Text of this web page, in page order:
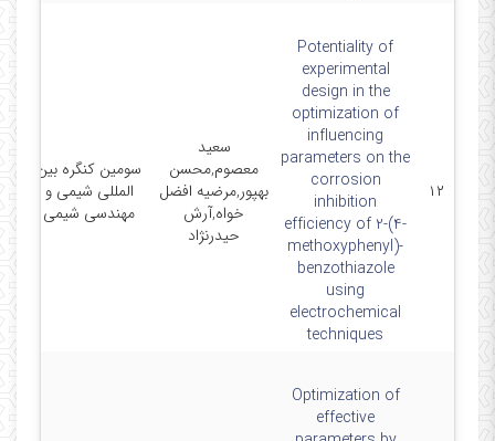
۱۲
Potentiality of
experimental
design in the
optimization of
influencing
parameters on the
corrosion
inhibition
efficiency of 2-(4-
methoxyphenyl)-
benzothiazole
using
electrochemical
techniques
سعید
معصوم,محسن
بهپور,مرضیه افضل
خواه,آرش
حیدرنژاد
سومین کنگره بین
المللی شیمی و
مهندسی شیمی
Optimization of
effective